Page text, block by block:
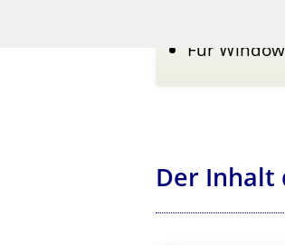
Für
Der Inhalt